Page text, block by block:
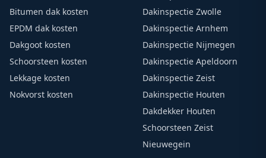
Bitumen dak kosten
EPDM dak kosten
Dakgoot kosten
Schoorsteen kosten
Lekkage kosten
Nokvorst kosten
Dakinspectie Zwolle
Dakinspectie Arnhem
Dakinspectie Nijmegen
Dakinspectie Apeldoorn
Dakinspectie Zeist
Dakinspectie Houten
Dakdekker Houten
Schoorsteen Zeist
Nieuwegein